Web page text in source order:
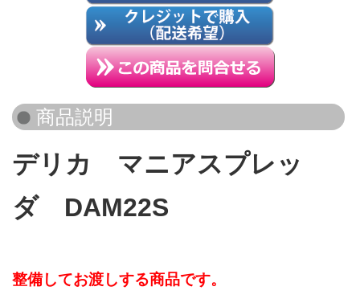
デリカ マニアスプレッ
ダ DAM22S
整備してお渡しする商品です。